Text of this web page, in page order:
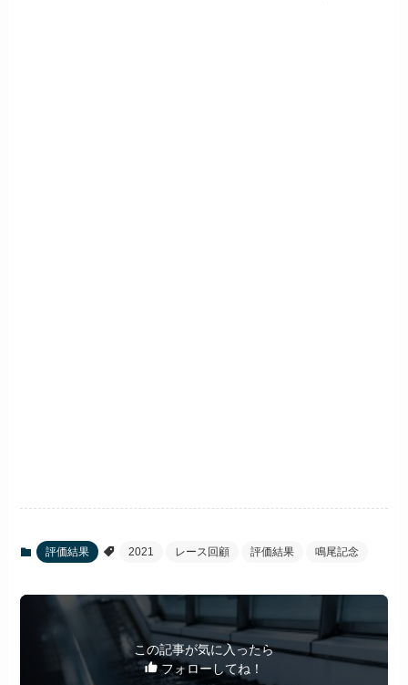
評価結果 2021 レース回顧 評価結果 鳴尾記念
この記事が気に入ったら
フォローしてね！